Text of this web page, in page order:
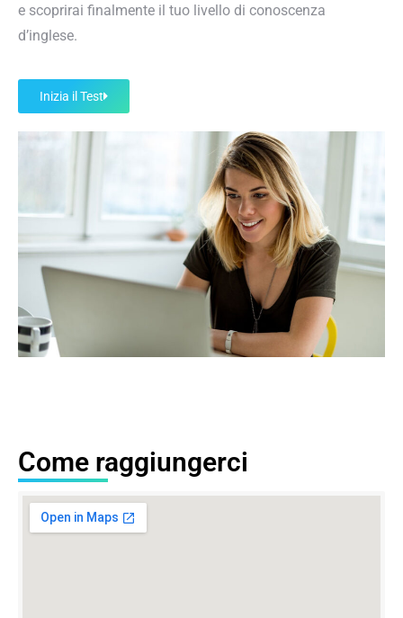
e scoprirai finalmente il tuo livello di conoscenza
d’inglese.
Inizia il Test
Come raggiungerci